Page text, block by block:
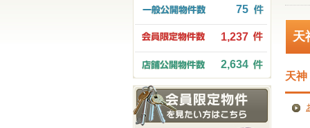
天
天神
75
1,237
2,634